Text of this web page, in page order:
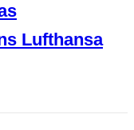
Lufthansa